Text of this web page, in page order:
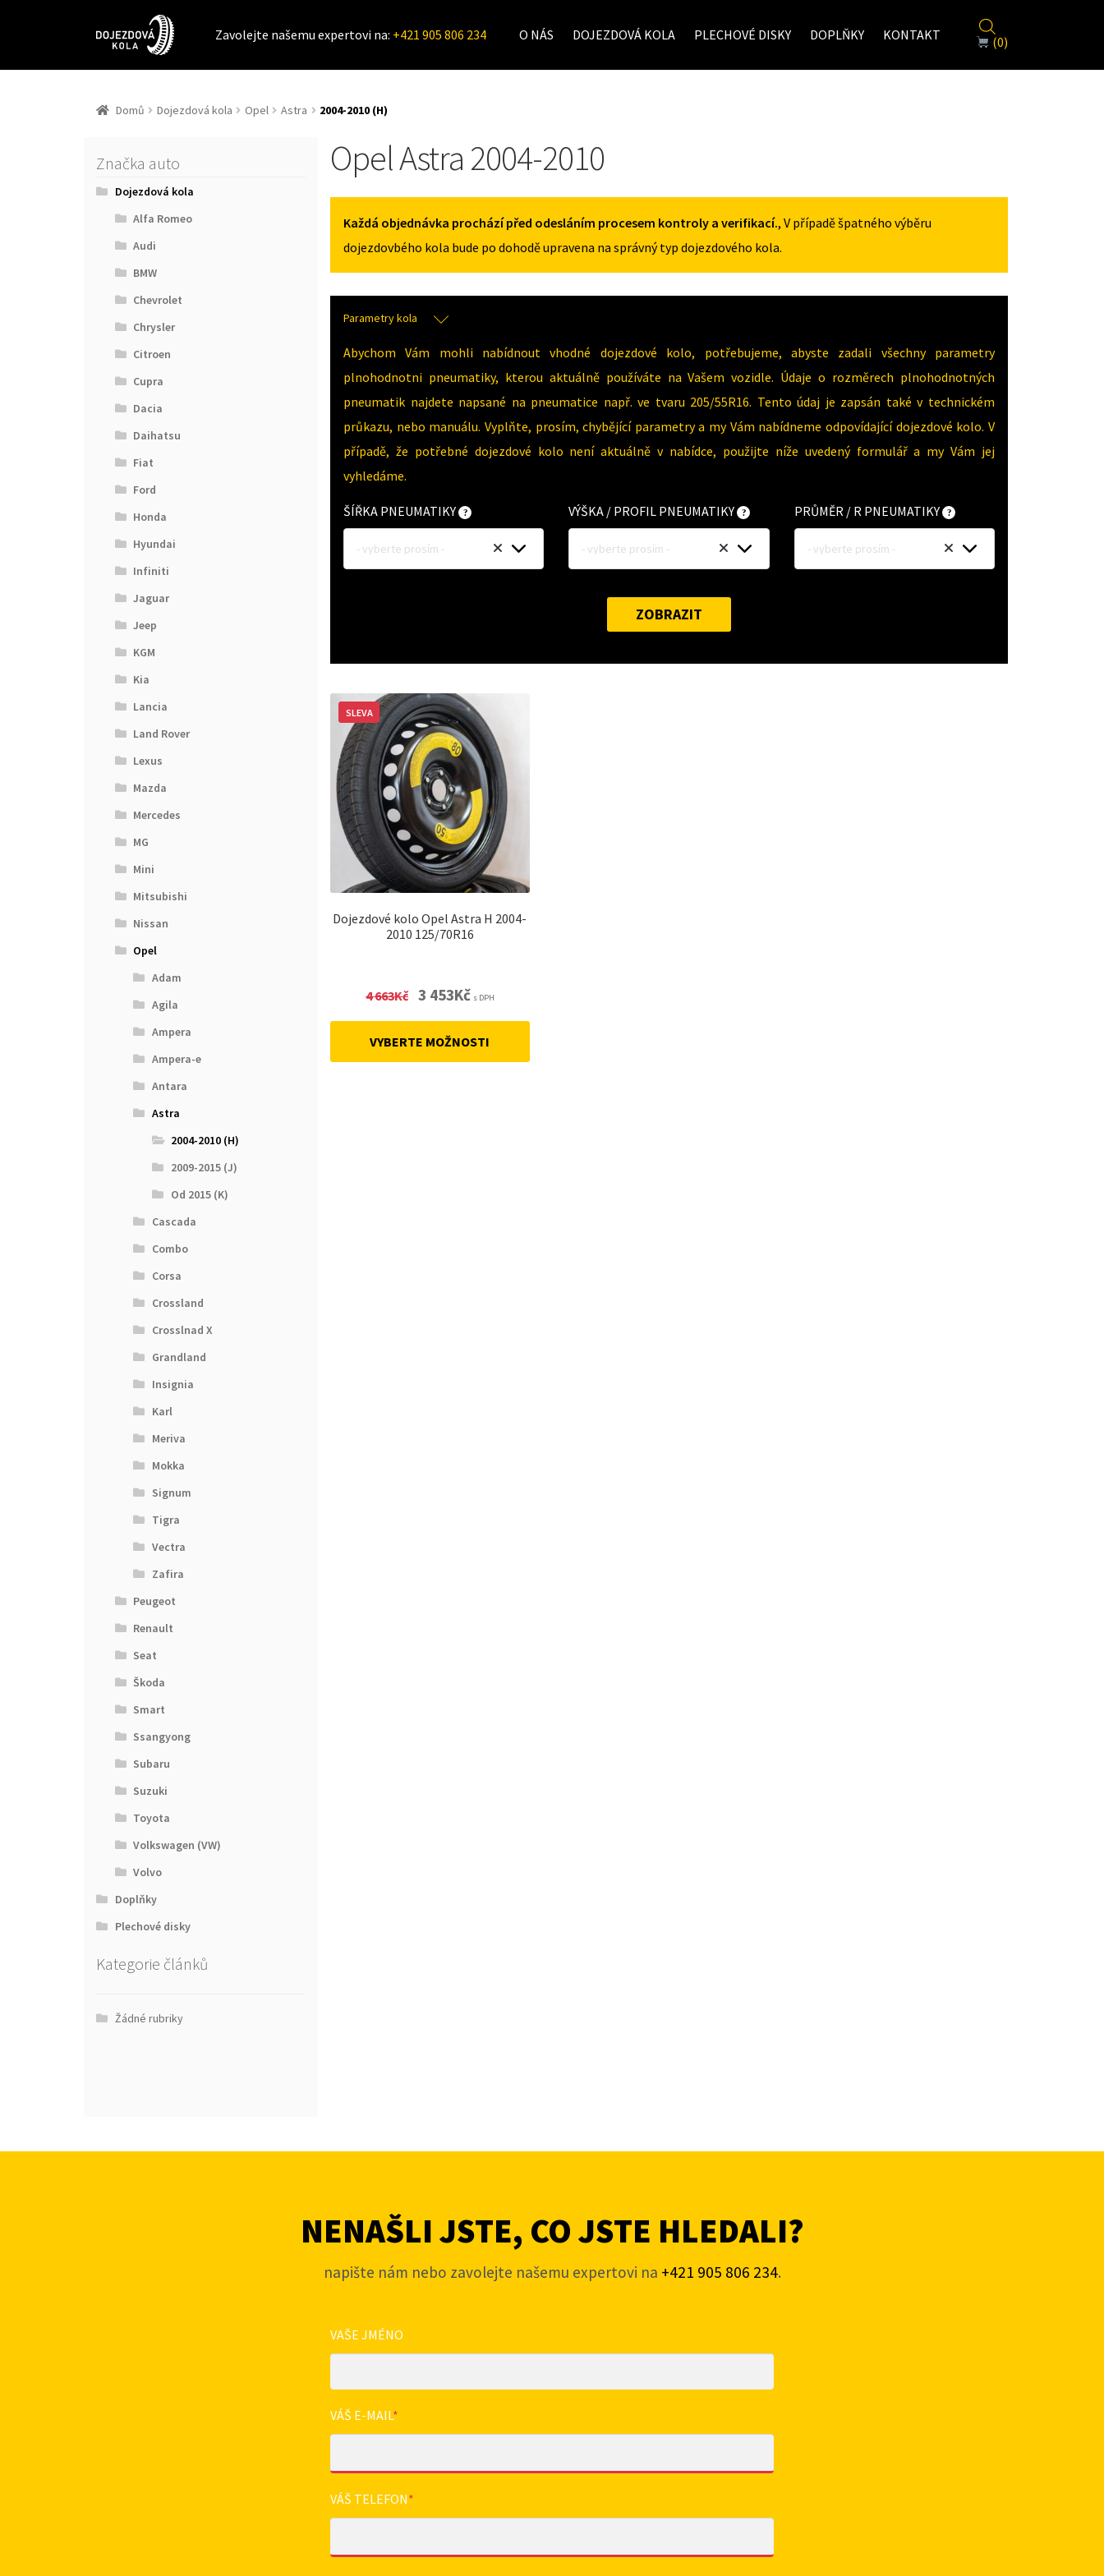
Zavolejte našemu expertovi na: +421 905 806 234 O NÁS DOJEZDOVÁ KOLA PLECHOVÉ DISKY DOPLŇKY KONTAKT (0)
Domů Dojezdová kola Opel Astra 2004-2010 (H)
Značka auto
Dojezdová kola
Alfa Romeo
Audi
BMW
Chevrolet
Chrysler
Citroen
Cupra
Dacia
Daihatsu
Fiat
Ford
Honda
Hyundai
Infiniti
Jaguar
Jeep
KGM
Kia
Lancia
Land Rover
Lexus
Mazda
Mercedes
MG
Mini
Mitsubishi
Nissan
Opel
Adam
Agila
Ampera
Ampera-e
Antara
Astra
2004-2010 (H)
2009-2015 (J)
Od 2015 (K)
Cascada
Combo
Corsa
Crossland
Crosslnad X
Grandland
Insignia
Karl
Meriva
Mokka
Signum
Tigra
Vectra
Zafira
Peugeot
Renault
Seat
Škoda
Smart
Ssangyong
Subaru
Suzuki
Toyota
Volkswagen (VW)
Volvo
Doplňky
Plechové disky
Kategorie článků
Žádné rubriky
Opel Astra 2004-2010
Každá objednávka prochází před odesláním procesem kontroly a verifikací., V případě špatného výběru
dojezdovbého kola bude po dohodě upravena na správný typ dojezdového kola.
Parametry kola
Abychom Vám mohli nabídnout vhodné dojezdové kolo, potřebujeme, abyste zadali všechny parametry
plnohodnotni pneumatiky, kterou aktuálně používáte na Vašem vozidle. Údaje o rozměrech plnohodnotných
pneumatik najdete napsané na pneumatice např. ve tvaru 205/55R16. Tento údaj je zapsán také v technickém
průkazu, nebo manuálu. Vyplňte, prosím, chybějící parametry a my Vám nabídneme odpovídající dojezdové kolo. V
případě, že potřebné dojezdové kolo není aktuálně v nabídce, použijte níže uvedený formulář a my Vám jej
vyhledáme.
ŠÍŘKA PNEUMATIKY
- vyberte prosím -
VÝŠKA / PROFIL PNEUMATIKY
- vyberte prosím -
PRŮMĚR / R PNEUMATIKY
- vyberte prosím -
ZOBRAZIT
Dojezdové kolo Opel Astra H 2004-
2010 125/70R16
SLEVA
4 663Kč
Original
4
663Kč.
3 453KčCurrent
3
453Kč.
s DPH
VYBERTE MOŽNOSTI
NENAŠLI JSTE, CO JSTE HLEDALI?
napište nám nebo zavolejte našemu expertovi na +421 905 806 234.
VAŠE JMÉNO
VÁŠ E-MAIL*
VÁŠ TELEFON*